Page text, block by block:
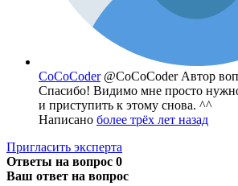
CoCoCoder @CoCoCoder Автор
Спасибо! Видимо мне просто
и приступить к этому снова. ^^
Написано более трёх лет назад
Пригласить эксперта
Ответы на вопрос 0
Ваш ответ на вопрос